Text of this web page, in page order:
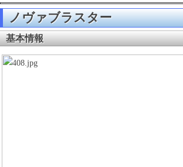
ノヴァブラスター
基本情報